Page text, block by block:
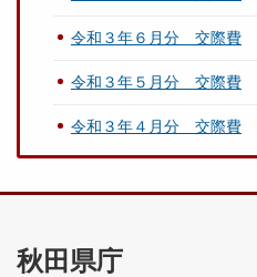
令和３年６月分 交際費
令和３年５月分 交際費
令和３年４月分 交際費
秋田県庁